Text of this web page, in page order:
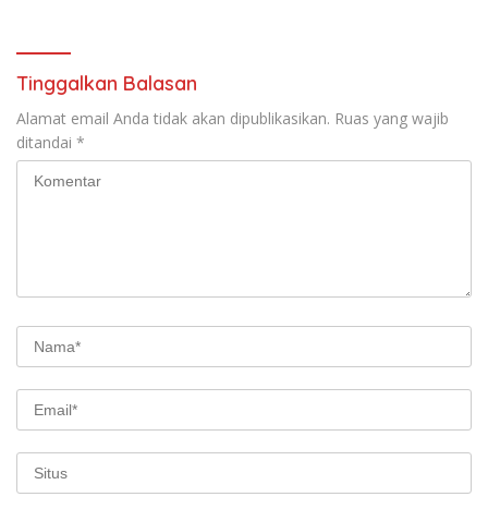
Tinggalkan Balasan
Alamat email Anda tidak akan dipublikasikan. Ruas yang wajib
ditandai *